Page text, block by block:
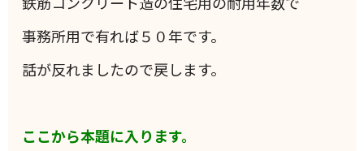
事務所用で有れば５０年です。
話が反れましたので戻します。
ここから本題に入ります。